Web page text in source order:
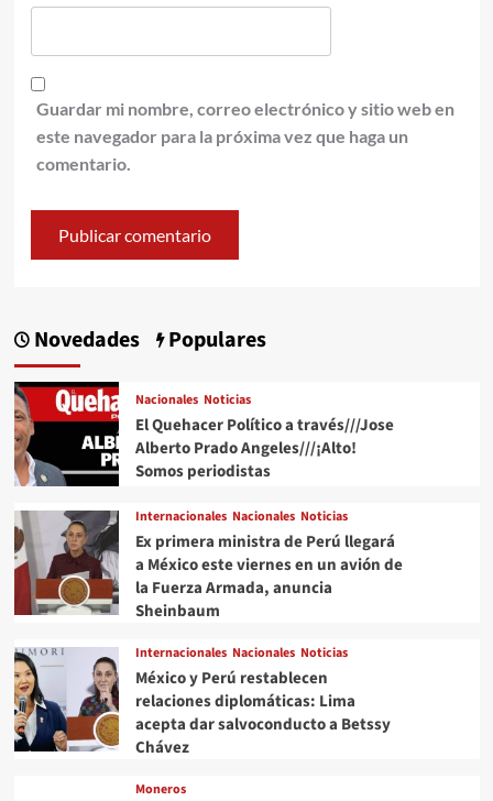
Guardar mi nombre, correo electrónico y sitio web en
este navegador para la próxima vez que haga un
comentario.
Novedades Populares
Nacionales Noticias
El Quehacer Político a través///Jose
Alberto Prado Angeles///¡Alto!
Somos periodistas
Internacionales Nacionales Noticias
Ex primera ministra de Perú llegará
a México este viernes en un avión de
la Fuerza Armada, anuncia
Sheinbaum
Internacionales Nacionales Noticias
México y Perú restablecen
relaciones diplomáticas: Lima
acepta dar salvoconducto a Betssy
Chávez
Moneros